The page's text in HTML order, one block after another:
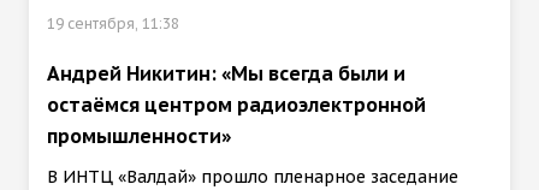
19 сентября, 11:38
Андрей Никитин: «Мы всегда были и
остаёмся центром радиоэлектронной
промышленности»
В ИНТЦ «Валдай» прошло пленарное заседание